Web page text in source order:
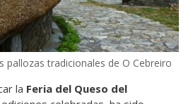
pallozas tradicionales de O Cebreiro
la Feria del Queso del